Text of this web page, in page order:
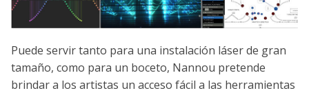
Puede servir tanto para una instalación láser de gran
tamaño, como para un boceto, Nannou pretende
brindar a los artistas un acceso fácil a las herramientas